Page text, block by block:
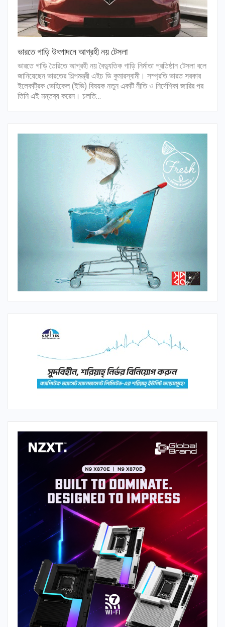
ভারতে গাড়ি উৎপাদনে আগ্রহী নয় টেসলা
ভারতে গাড়ি তৈরিতে আগ্রহী নয় বৈদ্যুতিক গাড়ি নির্মাতা প্রতিষ্ঠান টেসলা বলে
জানিয়েছেন ভারতের শিল্পমন্ত্রী এইচ ডি কুমারস্বামী। সম্প্রতি ভারত সরকার
ইলেকট্রিক ভেহিকেল (ইভি) বিষয়ক নতুন একটি নীতি ও নির্দেশিকা জারির পর
তিনি এই মন্তব্য করেন। চলতি…